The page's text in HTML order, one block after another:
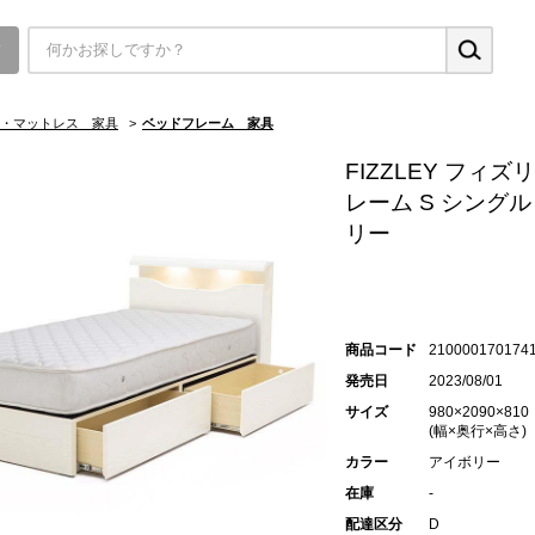
マットレス 家具 > ベッドフレーム 家具
FIZZLEY フィズ
レーム S シング
リー
商品コード
発売日
2023/08/01
サイズ
980×2090×810
(幅×奥行×高さ)
カラー
アイボリー
在庫
-
配達区分
D